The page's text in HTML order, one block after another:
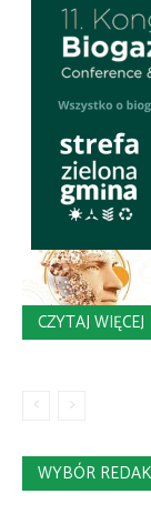
CZYTAJ WIĘCEJ
WYBÓR